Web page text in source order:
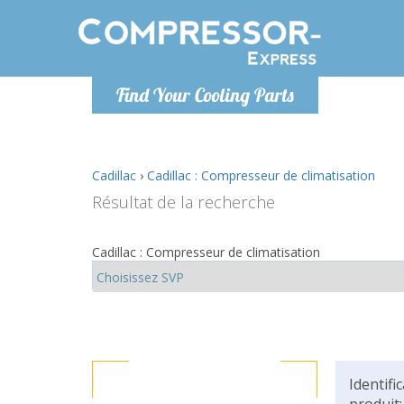
Find Your Cooling Parts
Cadillac › Cadillac : Compresseur de climatisation
Résultat de la recherche
Cadillac : Compresseur de climatisation